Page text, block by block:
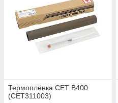
Термоплёнка CET B400
(CET311003)